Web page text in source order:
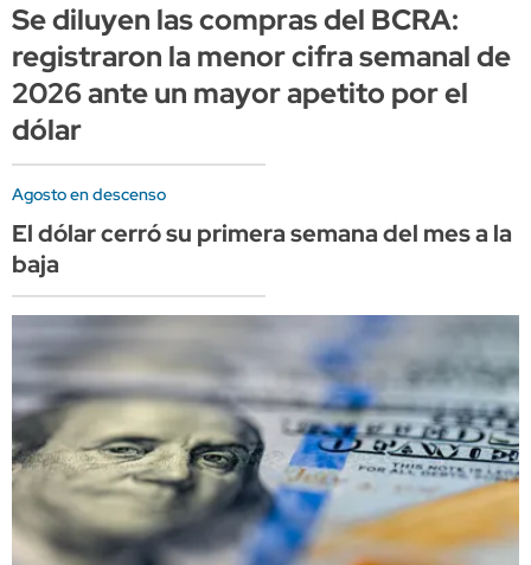
Se diluyen las compras del BCRA:
registraron la menor cifra semanal de
2026 ante un mayor apetito por el
dólar
Agosto en descenso
El dólar cerró su primera semana del mes a la
baja